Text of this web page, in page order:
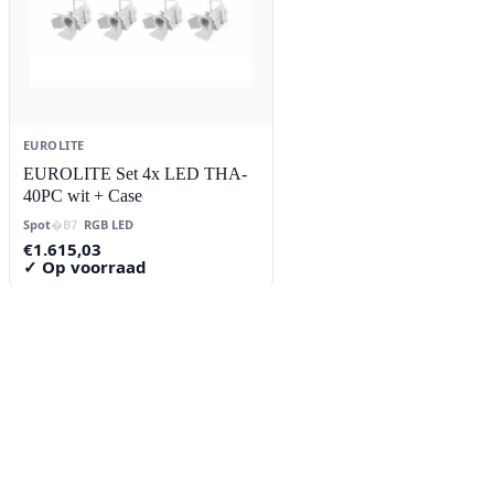
EUROLITE
EUROLITE Set 4x LED THA-
40PC wit + Case
Spot RGB LED
€1.615,03
✓ Op voorraad